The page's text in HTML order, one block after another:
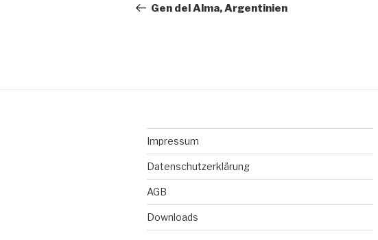
Gen del Alma, Argentinien
Impressum
Datenschutzerklärung
AGB
Downloads